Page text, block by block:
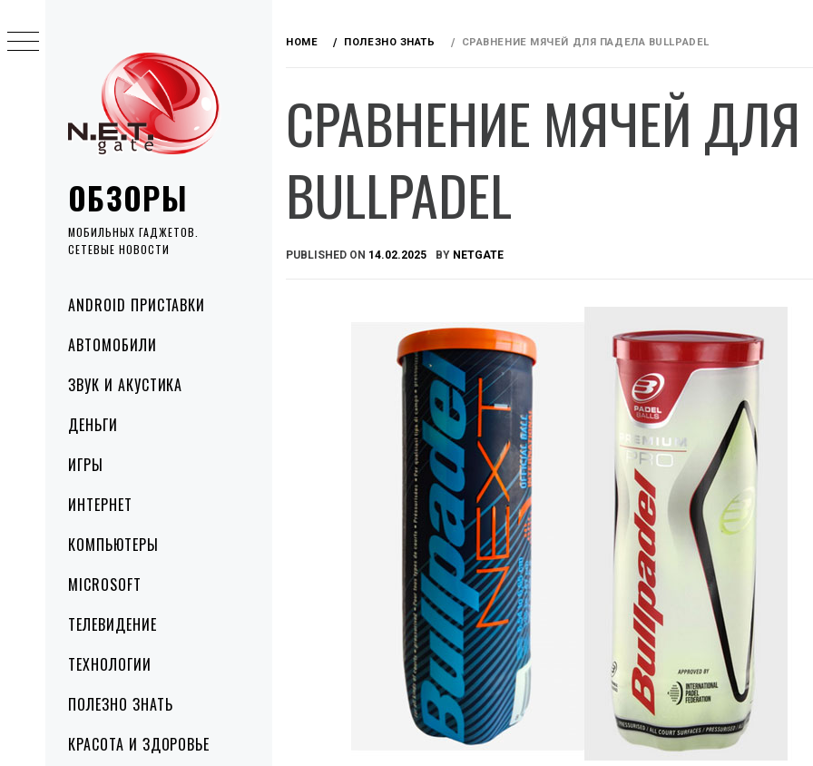
ОБЗОРЫ
МОБИЛЬНЫХ ГАДЖЕТОВ.
СЕТЕВЫЕ НОВОСТИ
Primary
Menu
ANDROID ПРИСТАВКИ
АВТОМОБИЛИ
ЗВУК И АКУСТИКА
ДЕНЬГИ
ИГРЫ
ИНТЕРНЕТ
КОМПЬЮТЕРЫ
MICROSOFT
ТЕЛЕВИДЕНИЕ
ТЕХНОЛОГИИ
ПОЛЕЗНО ЗНАТЬ
КРАСОТА И ЗДОРОВЬЕ
to
content
HOME ПОЛЕЗНО ЗНАТЬ СРАВНЕНИЕ МЯЧЕЙ ДЛЯ ПАДЕЛА BULLPADEL
СРАВНЕНИЕ МЯЧЕЙ
BULLPADEL
PUBLISHED ON 14.02.2025 BY NETGATE